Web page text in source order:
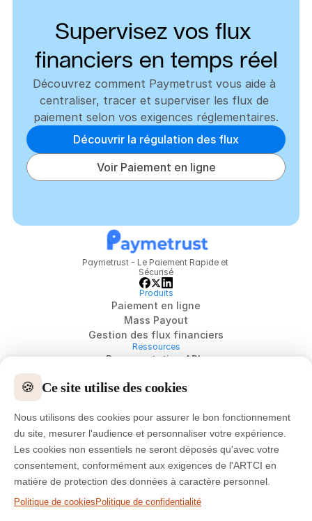
Supervisez vos flux
financiers en temps réel
Découvrez comment Paymetrust vous aide à
centraliser, tracer et superviser les flux de
paiement selon vos exigences réglementaires.
Découvrir la régulation des flux
Voir Paiement en ligne
Paymetrust - Le Paiement Rapide et
Sécurisé
Produits
Paiement en ligne
Mass Payout
Gestion des flux financiers
Ressources
Documentation APIs
Actualités & Médias
Support
Société
Qui sommes-nous
Carrières
Notre culture
Conditions générales
Politique de confidentialité
🍪 Ce site utilise des cookies
Nous utilisons des cookies pour assurer le bon fonctionnement
du site, mesurer l'audience et personnaliser votre expérience.
Les cookies non essentiels ne seront déposés qu'avec votre
consentement, conformément aux exigences de l'ARTCI en
matière de protection des données à caractère personnel.
Politique de cookies Politique de confidentialité